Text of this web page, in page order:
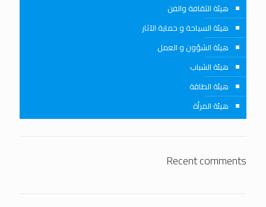
هيئة الثقافة والفن
هيئة السياحة و حماية الآثار
هيئة الشؤون و العمل
هيئة الشباب
هيئة الطاقة
هيئة المرأة
Recent comments